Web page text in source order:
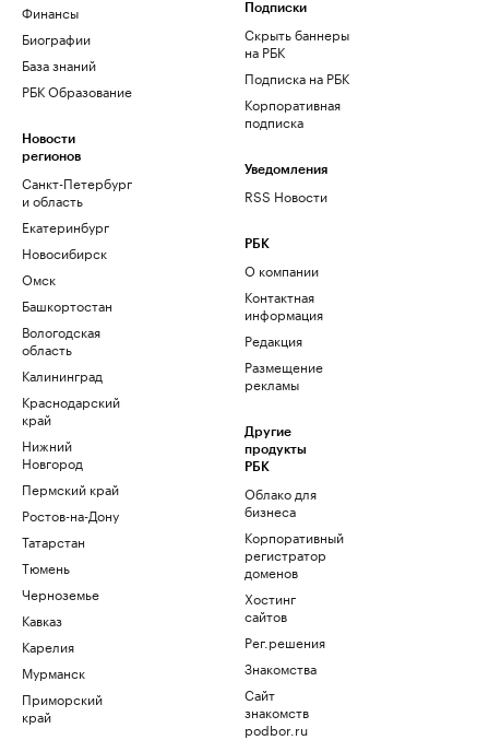
Финансы
Биографии
База знаний
РБК Образование
Новости
регионов
Санкт-Петербург
и область
Екатеринбург
Новосибирск
Омск
Башкортостан
Вологодская
область
Калининград
Краснодарский
край
Нижний
Новгород
Пермский край
Ростов-на-Дону
Татарстан
Тюмень
Черноземье
Кавказ
Карелия
Мурманск
Приморский
край
Подписки
Скрыть баннеры
на РБК
Подписка на РБК
Корпоративная
подписка
Уведомления
RSS Новости
РБК
О компании
Контактная
информация
Редакция
Размещение
рекламы
Другие
продукты
РБК
Облако для
бизнеса
Корпоративный
регистратор
доменов
Хостинг
сайтов
Рег.решения
Знакомства
Сайт
знакомств
podbor.ru